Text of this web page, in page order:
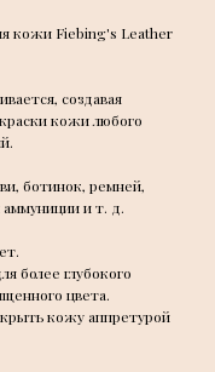
кожи Fiebing's Leather
создавая
кожи любого
ботинок, ремней,
и т. д.
более глубокого
цвета.
кожу аппретурой